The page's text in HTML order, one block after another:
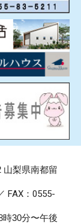
梨県南都留
FAX：0555-
30分〜午後